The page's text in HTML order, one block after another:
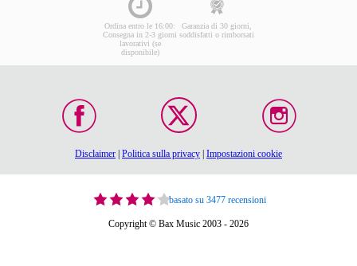
Ordina entro le 16:00:
Consegna in 2-3 giorni
lavorativi (se
disponibile)
Garanzia di 30 giorni,
soddisfatti o rimborsati
Disclaimer | Politica sulla privacy | Impostazioni cookie
basato su 3477 recensioni
Copyright © Bax Music 2003 - 2026